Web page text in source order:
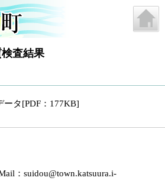
査結果
ータ[PDF：177KB]
： suidou@town.katsuura.i-